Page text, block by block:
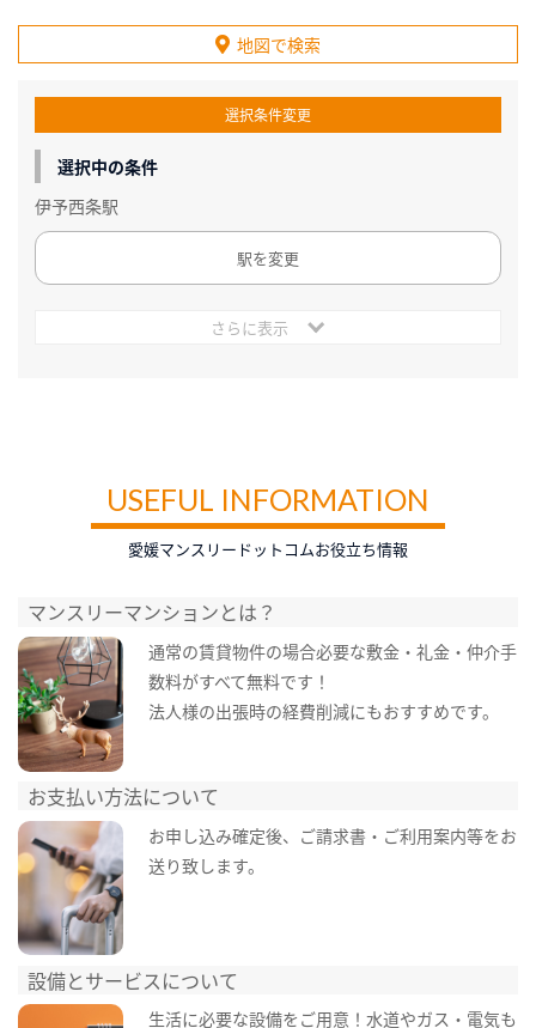
地図で検索
選択条件変更
選択中の条件
伊予西条駅
駅を変更
さらに表示
USEFUL INFORMATION
愛媛マンスリードットコムお役立ち情報
マンスリーマンションとは？
通常の賃貸物件の場合必要な敷金・礼金・仲介手
数料がすべて無料です！
法人様の出張時の経費削減にもおすすめです。
お支払い方法について
お申し込み確定後、ご請求書・ご利用案内等をお
送り致します。
設備とサービスについて
生活に必要な設備をご用意！水道やガス・電気も